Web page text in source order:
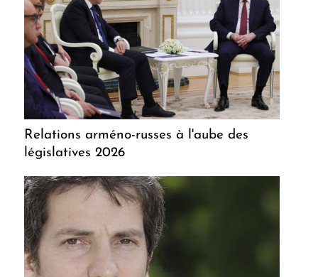
Relations arméno-russes à l'aube des
législatives 2026